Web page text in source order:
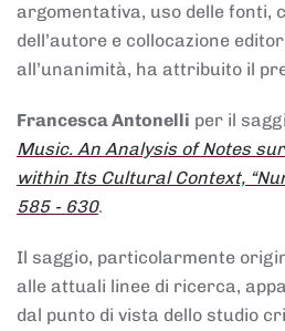
argomentativa, uso delle fonti,
dell’autore e collocazione
all’unanimità, ha attribuito il
Francesca Antonelli per il
Music. An Analysis of Notes
within Its Cultural Context,
585 - 630.
Il saggio, particolarmente
alle attuali linee di ricerca,
dal punto di vista dello studio